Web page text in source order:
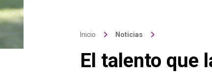
Inicio keyboard_arrow_right Noticias keyboard_arrow_right
El talento que